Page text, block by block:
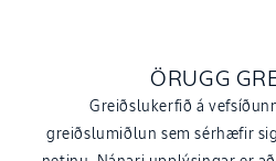
ÖRUGG
Greiðslukerfið á
greiðslumiðlun sem sérhæfir